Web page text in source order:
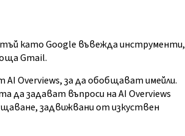
като Google въвежда инструменти,
Gmail.
Overviews, за да обобщават имейли.
задават въпроси на AI Overviews
задвижвани от изкуствен